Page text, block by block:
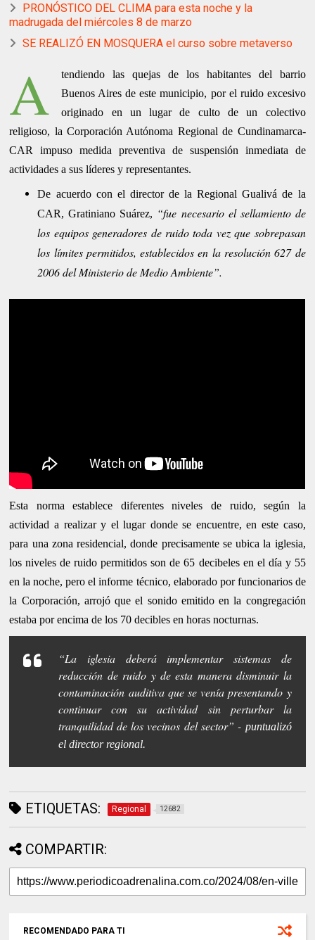
PRONÓSTICO DEL CLIMA para esta noche y la
madrugada del miércoles 8 de marzo
SE REALIZÓ EN MOSQUERA el curso sobre metaverso
A
tendiendo las quejas de los habitantes del barrio
Buenos Aires de este municipio, por el ruido excesivo
originado en un lugar de culto de un colectivo
religioso, la Corporación Autónoma Regional de Cundinamarca-
CAR impuso medida preventiva de suspensión inmediata de
actividades a sus líderes y representantes.
De acuerdo con el director de la Regional Gualivá de la
CAR, Gratiniano Suárez, “fue necesario el sellamiento de
los equipos generadores de ruido toda vez que sobrepasan
los límites permitidos, establecidos en la resolución 627 de
2006 del Ministerio de Medio Ambiente”.
Esta norma establece diferentes niveles de ruido, según la
actividad a realizar y el lugar donde se encuentre, en este caso,
para una zona residencial, donde precisamente se ubica la iglesia,
los niveles de ruido permitidos son de 65 decibeles en el día y 55
en la noche, pero el informe técnico, elaborado por funcionarios de
la Corporación, arrojó que el sonido emitido en la congregación
estaba por encima de los 70 decibles en horas nocturnas.
“La iglesia deberá implementar sistemas de
reducción de ruido y de esta manera disminuir la
contaminación auditiva que se venía presentando y
continuar con su actividad sin perturbar la
tranquilidad de los vecinos del sector” - puntualizó
el director regional.
ETIQUETAS: Regional 12682
COMPARTIR:
RECOMENDADO PARA TI